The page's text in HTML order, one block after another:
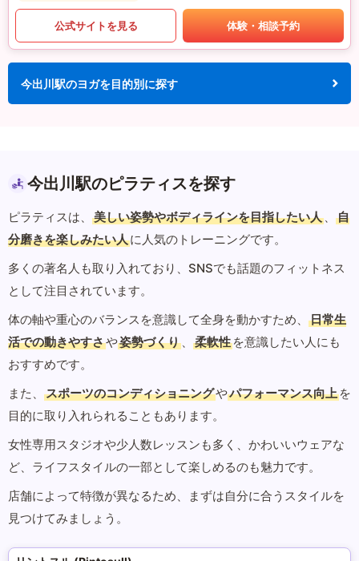
公式サイトを見る 体験・相談予約
今出川駅のヨガを目的別に探す
今出川駅のピラティスを探す
ピラティスは、 美しい姿勢やボディラインを目指したい人 、
自
分磨きを楽しみたい人に人気のトレーニングです。
多くの著名人も取り入れており、SNSでも話題のフィットネス
として注目されています。
体の軸や重心のバランスを意識して全身を動かすため、
日常生
活での動きやすさや姿勢づくり 、 柔軟性 を意識したい人にも
おすすめです。
また、
スポーツのコンディショニングやパフォーマンス向上 を
目的に取り入れられることもあります。
女性専用スタジオや少人数レッスンも多く、かわいいウェアな
ど、ライフスタイルの一部として楽しめるのも魅力です。
店舗によって特徴が異なるため、まずは自分に合うスタイルを
見つけてみましょう。